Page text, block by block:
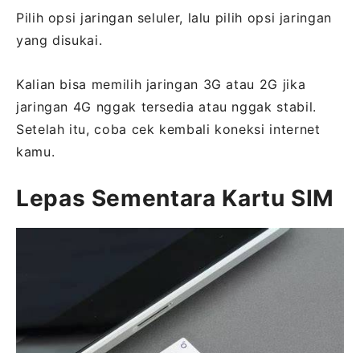
Pilih opsi jaringan seluler, lalu pilih opsi jaringan
yang disukai.
Kalian bisa memilih jaringan 3G atau 2G jika
jaringan 4G nggak tersedia atau nggak stabil.
Setelah itu, coba cek kembali koneksi internet
kamu.
Lepas Sementara Kartu SIM